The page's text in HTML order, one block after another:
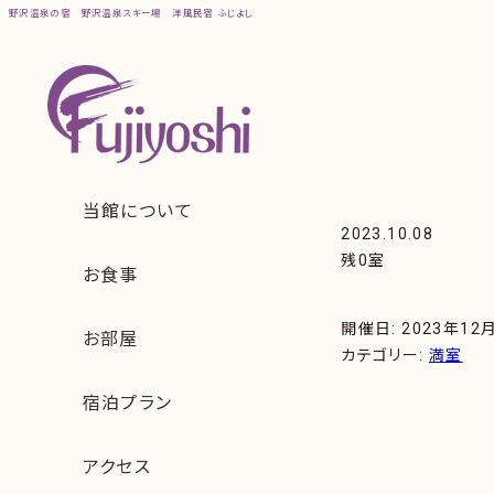
野沢温泉の宿 野沢温泉スキー場 洋風民宿 ふじよし
2023.10.08
残0室
開催日: 2023年12
カテゴリー: 満室